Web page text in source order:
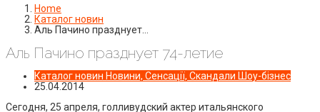
Home
Каталог новин
Аль Пачино празднует…
Аль Пачино празднует 74-летие
Каталог новин Новини, Сенсації, Скандали Шоу-бізнес
25.04.2014
Сегодня, 25 апреля, голливудский актер итальянского